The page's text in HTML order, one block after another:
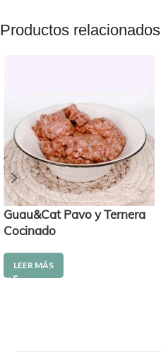
Productos relacionados
Guau&Cat Pavo y Ternera
Cocinado
LEER MÁS